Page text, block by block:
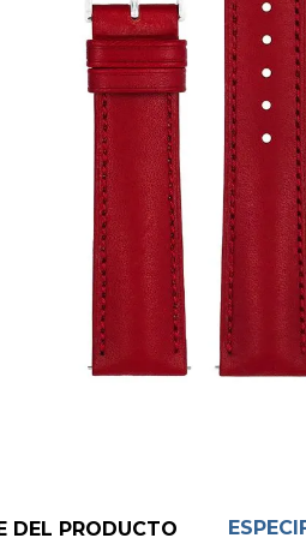
DEL PRODUCTO